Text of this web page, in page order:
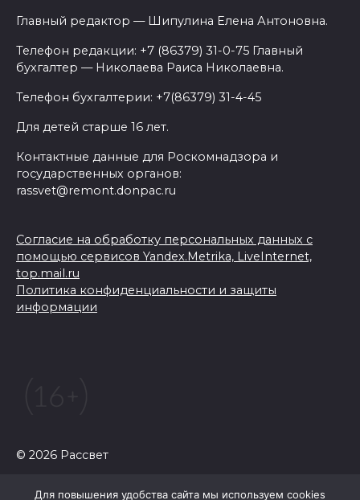
Главный редактор — Шипулина Елена Антоновна.
Телефон редакции: +7 (86379) 31-0-75 Главный
бухгалтер — Николаева Раиса Николаевна.
Телефон бухгалтерии: +7(86379) 31-4-45
Для детей старше 16 лет.
Контактные данные для Роскомнадзора и
государственных органов:
rassvet@remont.donpac.ru
Согласие на обработку персональных данных с
помощью сервисов Yandex.Metrika, LiveInternet,
top.mail.ru
Политика конфиденциальности и защиты
информации
© 2026 Рассвет
Для повышения удобства сайта мы используем cookies